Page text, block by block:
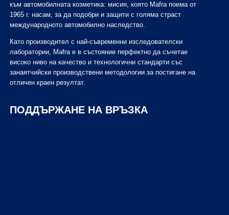
към автомобилната козметика: мисия, която Mafra поема от
1965 г. насам, за да подобри и защити с голяма страст
международното автомобилно наследство.
Като производител с най-съвременни изследователски
лаборатории, Mafra е в състояние перфектно да съчетае
високо ниво на качество и технологични стандарти със
занаятчийски производствени методологии за постигане на
отличен краен резултат.
ПОДДЪРЖАНЕ НА ВРЪЗКА